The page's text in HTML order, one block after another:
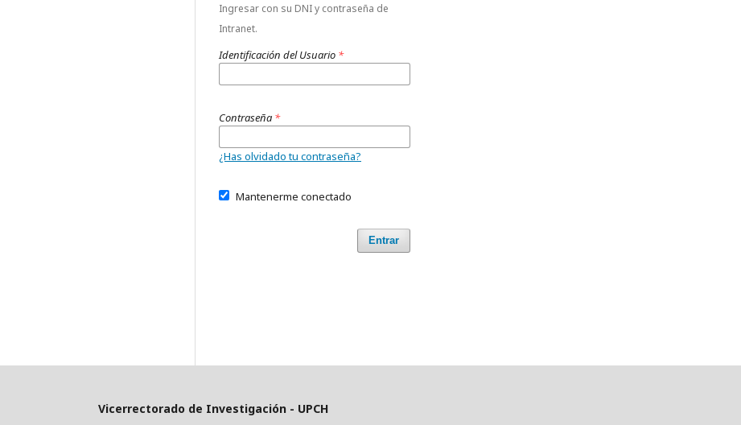
Ingresar con su DNI y contraseña de
Intranet.
Identificación del Usuario *
Contraseña *
¿Has olvidado tu contraseña?
Mantenerme conectado
Entrar
Vicerrectorado de Investigación - UPCH